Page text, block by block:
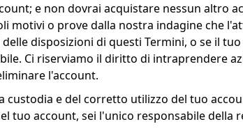
e non dovrai acquistare nessun altro
motivi o prove dalla nostra indagine che
disposizioni di questi Termini, o se il
Ci riserviamo il diritto di intraprendere
l'account.
custodia e del corretto utilizzo del tuo
tuo account, sei l'unico responsabile della